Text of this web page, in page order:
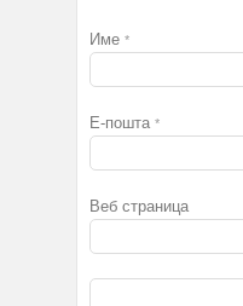
Име *
Е-пошта *
Веб страница